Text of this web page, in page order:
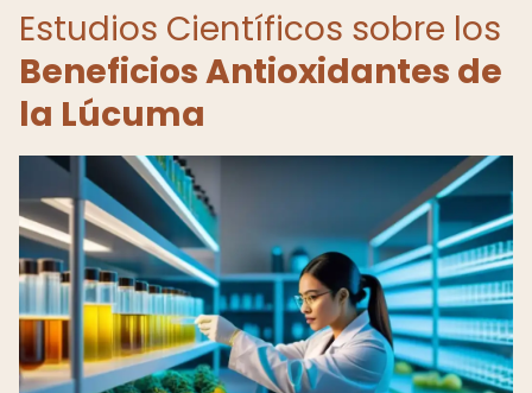
Estudios Científicos sobre los
Beneficios Antioxidantes de
la Lúcuma